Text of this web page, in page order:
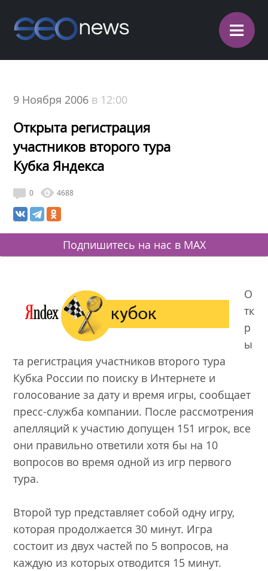
≡
9 Ноября 2006 в 12:00
Открыта регистрация
участников второго тура
Кубка Яндекса
0 4688
Подпишитесь на нас в MAX
О
тк
р
ы
та регистрация участников второго тура
Кубка России по поиску в Интернете и
голосование за дату и время игры, сообщает
пресс-служба компании. После рассмотрения
апелляций к участию допущен 151 игрок, все
они правильно ответили хотя бы на 10
вопросов во время одной из игр первого
тура.
Второй тур представляет собой одну игру,
которая продолжается 30 минут. Игра
состоит из двух частей по 5 вопросов, на
каждую из которых отводится 15 минут.